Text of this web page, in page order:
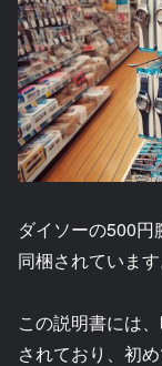
ダイソーの500
同梱されています
この説明書には
されており、初